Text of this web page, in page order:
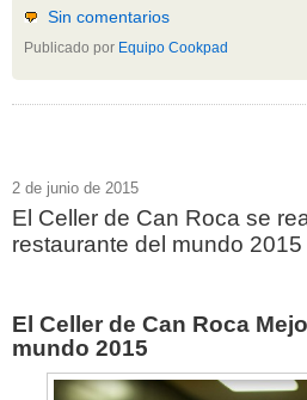
Sin comentarios
Publicado por Equipo Cookpad
2 de junio de 2015
El Celler de Can Roca se
restaurante del mundo 2015
El Celler de Can Roca
mundo 2015